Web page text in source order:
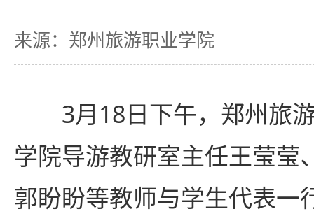
来源：郑州旅游职业学院
3月18日下午，郑州旅
学院导游教研室主任王莹莹
郭盼盼等教师与学生代表一